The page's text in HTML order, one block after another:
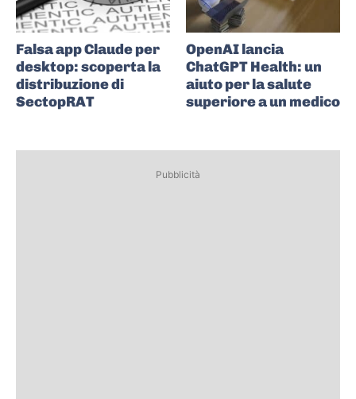
Falsa app Claude per
desktop: scoperta la
distribuzione di
SectopRAT
OpenAI lancia
ChatGPT Health: un
aiuto per la salute
superiore a un medico
Pubblicità